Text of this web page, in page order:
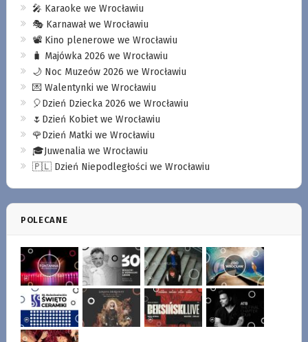
🎤 Karaoke we Wrocławiu
🎭 Karnawał we Wrocławiu
📽️ Kino plenerowe we Wrocławiu
🧳 Majówka 2026 we Wrocławiu
🌙 Noc Muzeów 2026 we Wrocławiu
💌 Walentynki we Wrocławiu
🎈Dzień Dziecka 2026 we Wrocławiu
🌷Dzień Kobiet we Wrocławiu
🌹Dzień Matki we Wrocławiu
🎓Juwenalia we Wrocławiu
🇵🇱 Dzień Niepodległości we Wrocławiu
POLECANE